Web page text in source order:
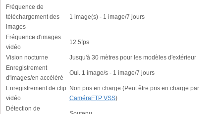
Fréquence de
téléchargement des
images
1 image(s) - 1 image/7 jours
Fréquence d'images
vidéo
12.5fps
Vision nocturne
Jusqu'à 30 mètres pour les modèles d'extérieur
Enregistrement
d'images/en accéléré
Oui. 1 image/s - 1 image/7 jours
Enregistrement de clip
vidéo
Non pris en charge (Peut être pris en charge par
CaméraFTP VSS)
Détection de